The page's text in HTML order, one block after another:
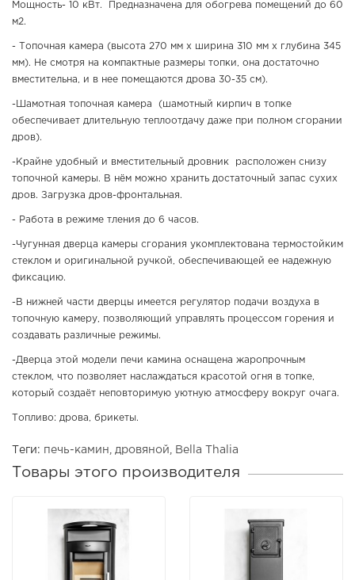
Мощность- 10 кВт. Предназначена для обогрева помещений до 60
м2.
- Топочная камера (высота 270 мм х ширина 310 мм х глубина 345
мм). Не смотря на компактные размеры топки, она достаточно
вместительна, и в нее помещаются дрова 30-35 см).
-Шамотная топочная камера (шамотный кирпич в топке
обеспечивает длительную теплоотдачу даже при полном сгорании
дров).
-Крайне удобный и вместительный дровник расположен снизу
топочной камеры. В нём можно хранить достаточный запас сухих
дров. Загрузка дров-фронтальная.
- Работа в режиме тления до 6 часов.
-Чугунная дверца камеры сгорания укомплектована термостойким
стеклом и оригинальной ручкой, обеспечивающей ее надежную
фиксацию.
-В нижней части дверцы имеется регулятор подачи воздуха в
топочную камеру, позволяющий управлять процессом горения и
создавать различные режимы.
-Дверца этой модели печи камина оснащена жаропрочным
стеклом, что позволяет наслаждаться красотой огня в топке,
который создаёт неповторимую уютную атмосферу вокруг очага.
Топливо: дрова, брикеты.
Теги: печь-камин дровяной Bella Thalia
Товары этого производителя